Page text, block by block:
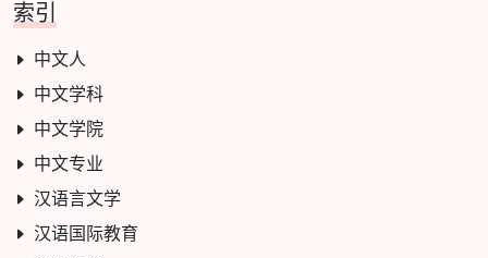
索引
中文人
中文学科
中文学院
中文专业
汉语言文学
汉语国际教育